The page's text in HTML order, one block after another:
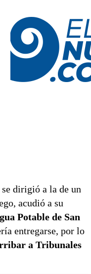
dirigió a la de un
acudió a su
Potable de San
entregarse, por lo
a Tribunales